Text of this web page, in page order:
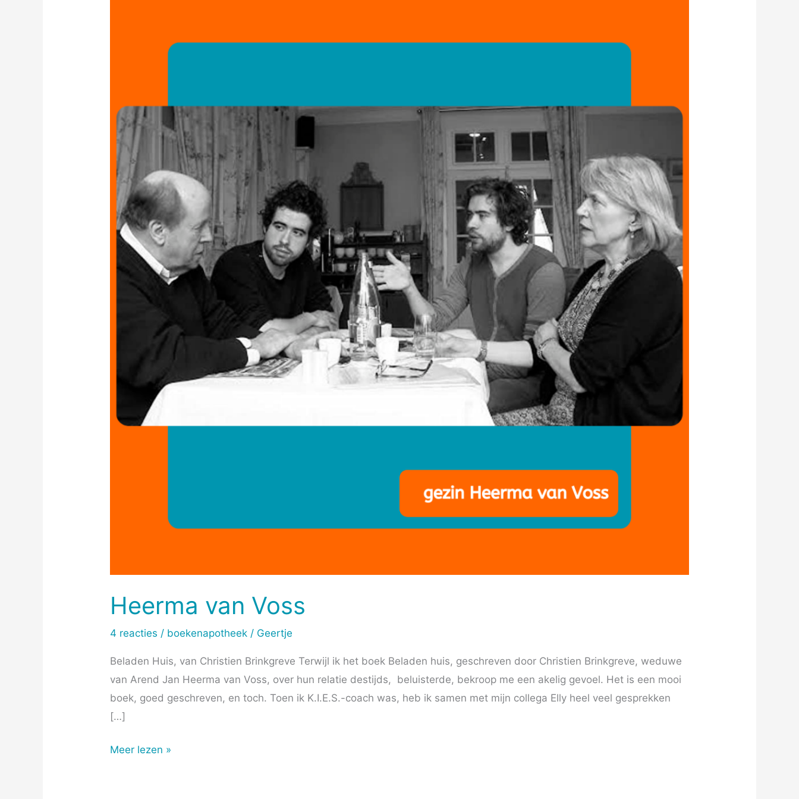
Heerma van Voss
4 reacties / boekenapotheek / Geertje
Beladen Huis, van Christien Brinkgreve Terwijl ik het boek Beladen huis, geschreven door Christien Brinkgreve, weduwe
van Arend Jan Heerma van Voss, over hun relatie destijds, beluisterde, bekroop me een akelig gevoel. Het is een mooi
boek, goed geschreven, en toch. Toen ik K.I.E.S.-coach was, heb ik samen met mijn collega Elly heel veel gesprekken
[…]
Meer lezen »